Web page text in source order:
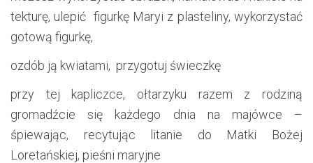
tekturę, ulepić figurkę Maryi z plasteliny, wykorzystać
gotową figurkę,
ozdób ją kwiatami, przygotuj świeczkę
przy tej kapliczce, ołtarzyku razem z rodziną
gromadźcie się każdego dnia na majówce –
śpiewając, recytując litanie do Matki Bożej
Loretańskiej, pieśni maryjne